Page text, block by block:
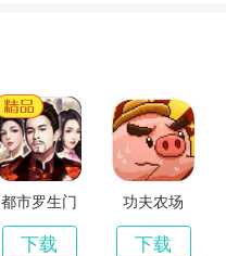
财务状况，合理安排资
，还需要招募员工、培
。
都市罗生门
下载
功夫农场
下载